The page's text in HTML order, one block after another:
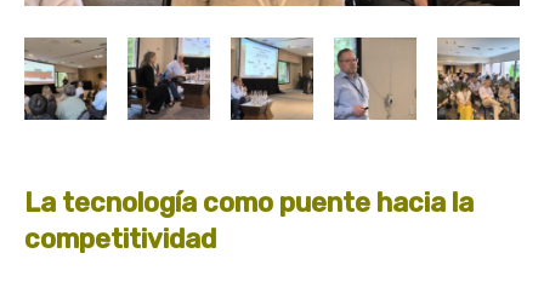
La tecnología como puente hacia la
competitividad